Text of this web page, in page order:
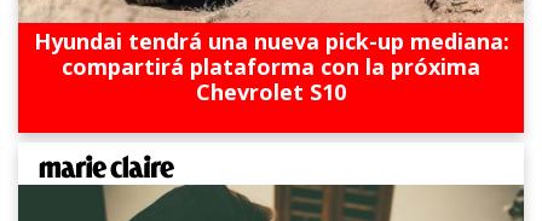
Hyundai tendrá una nueva pick-up mediana:
compartirá plataforma con la próxima
Chevrolet S10